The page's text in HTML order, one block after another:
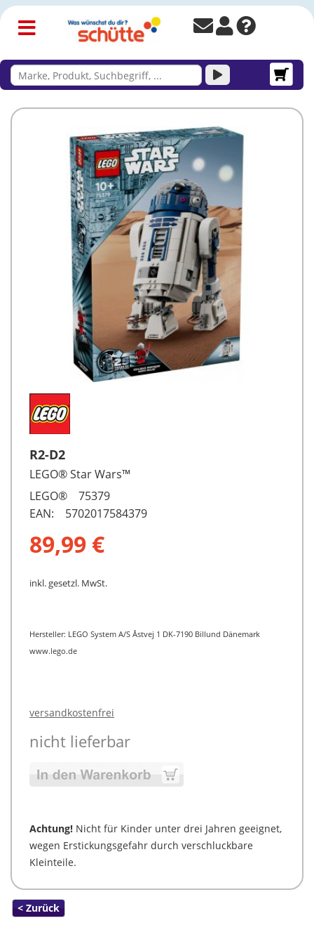
R2-D2
LEGO® Star Wars™
LEGO® 75379
EAN: 5702017584379
89,99 €
inkl. gesetzl. MwSt.
Hersteller: LEGO System A/S Åstvej 1 DK-7190 Billund Dänemark
www.lego.de
versandkostenfrei
nicht lieferbar
Achtung! Nicht für Kinder unter drei Jahren geeignet,
wegen Erstickungsgefahr durch verschluckbare
Kleinteile.
< Zurück